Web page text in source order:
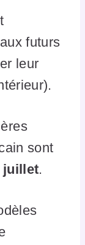
futurs
leur
sont
juillet.